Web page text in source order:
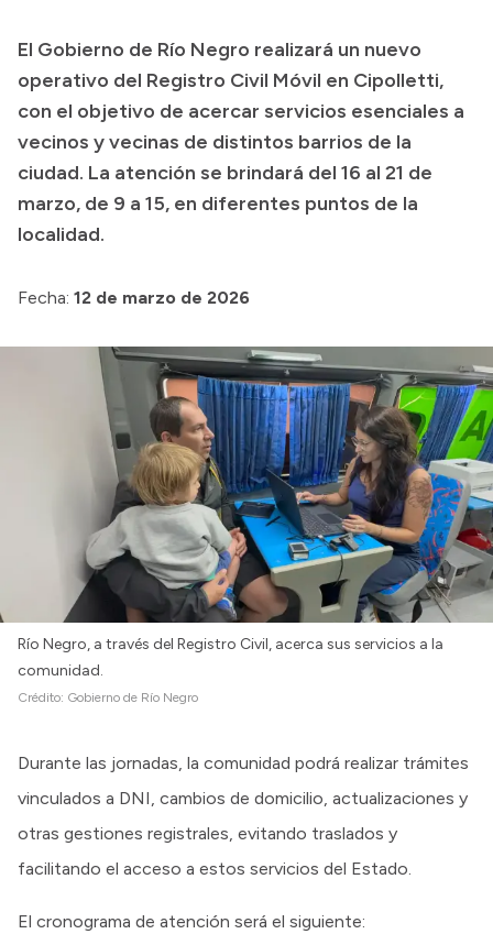
Accesos directos
SIU GUARANÍ
SECUNDARIO
TECNICATURAS
CAPACITACIONES
El Gobierno de Río Negro realizará un nuevo
operativo del Registro Civil Móvil en Cipolletti,
con el objetivo de acercar servicios esenciales a
vecinos y vecinas de distintos barrios de la
ciudad. La atención se brindará del 16 al 21 de
marzo, de 9 a 15, en diferentes puntos de la
localidad.
Fecha: 12 de marzo de 2026
Río Negro, a través del Registro Civil, acerca sus servicios a la
comunidad.
Crédito: Gobierno de Río Negro
Durante las jornadas, la comunidad podrá realizar trámites
vinculados a DNI, cambios de domicilio, actualizaciones y
otras gestiones registrales, evitando traslados y
facilitando el acceso a estos servicios del Estado.
El cronograma de atención será el siguiente: